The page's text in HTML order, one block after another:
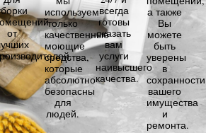
от
используем
только
качественные
моющие
средства,
которые
абсолютно
безопасны
для
людей.
всегда
готовы
оказать
вам
услуги
наивысшего
качества.
а также
Вы
можете
быть
уверены
в
сохранности
вашего
имущества
и
ремонта.